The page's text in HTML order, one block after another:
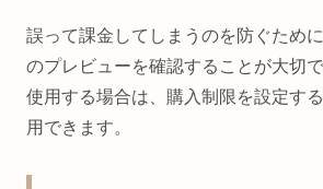
誤って課金してしまうのを防ぐため
のプレビューを確認することが大切
使用する場合は、購入制限を設定す
用できます。